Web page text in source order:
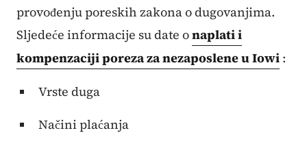
provođenju poreskih zakona o dugovanjima.
Sljedeće informacije su date onaplati i
kompenzaciji poreza za nezaposlene u Iowi :
Vrste duga
Načini plaćanja